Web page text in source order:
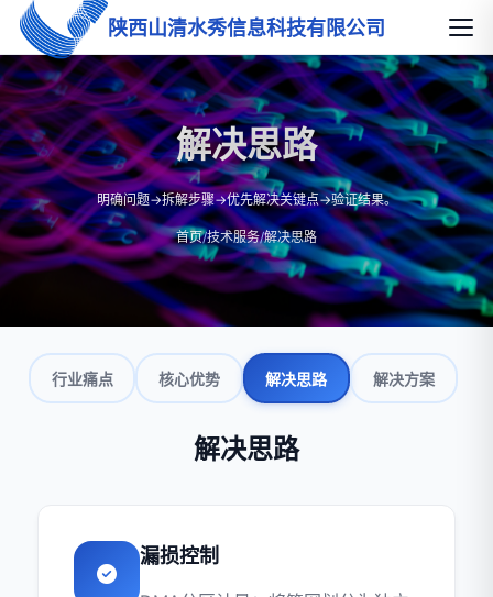
陕西山清水秀信息科技有限公司
解决思路
明确问题→拆解步骤→优先解决关键点→验证结果。
首页/技术服务/解决思路
行业痛点 核心优势 解决思路 解决方案
解决思路
‌漏损控制